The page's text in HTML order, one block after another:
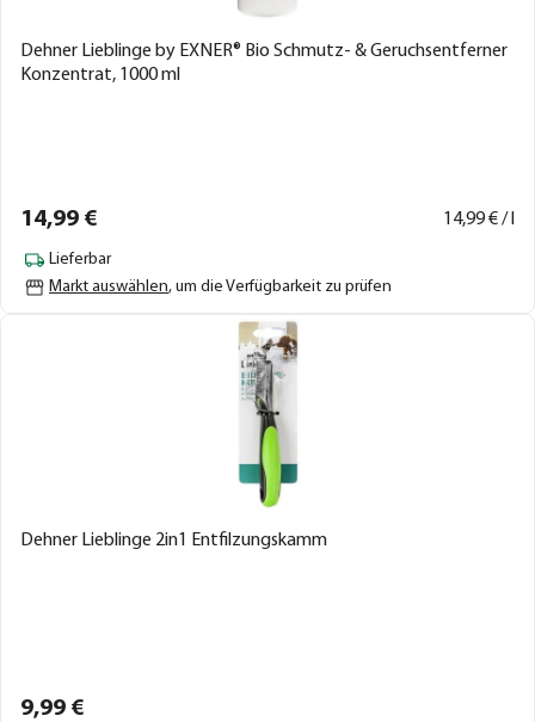
Dehner Lieblinge by EXNER® Bio Schmutz- & Geruchsentferner
Konzentrat, 1000 ml
14,99 € 14,99€ / l
Lieferbar
Markt auswählen, um die Verfügbarkeit zu prüfen
Dehner Lieblinge 2in1 Entfilzungskamm
9,99 €